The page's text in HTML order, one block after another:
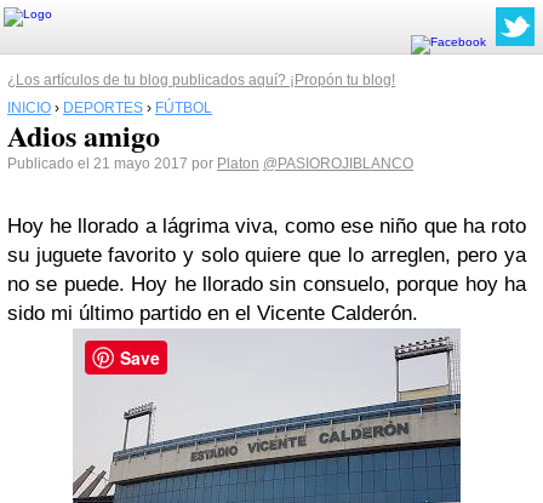
¿Los artículos de tu blog publicados aquí? ¡Propón tu blog!
INICIO › DEPORTES › FÚTBOL
Adios amigo
Publicado el 21 mayo 2017 por Platon @PASIOROJIBLANCO
Hoy he llorado a lágrima viva, como ese niño que ha roto
su juguete favorito y solo quiere que lo arreglen, pero ya
no se puede. Hoy he llorado sin consuelo, porque hoy ha
sido mi último partido en el Vicente Calderón.
Save